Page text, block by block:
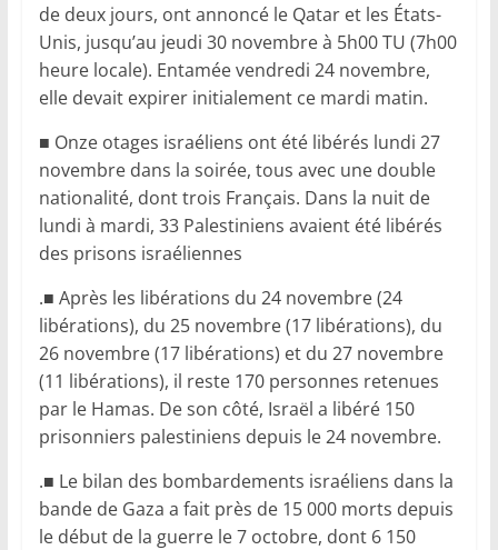
de deux jours, ont annoncé le Qatar et les États-
Unis, jusqu’au jeudi 30 novembre à 5h00 TU (7h00
heure locale). Entamée vendredi 24 novembre,
elle devait expirer initialement ce mardi matin.
■ Onze otages israéliens ont été libérés lundi 27
novembre dans la soirée, tous avec une double
nationalité, dont trois Français. Dans la nuit de
lundi à mardi, 33 Palestiniens avaient été libérés
des prisons israéliennes
.■ Après les libérations du 24 novembre (24
libérations), du 25 novembre (17 libérations), du
26 novembre (17 libérations) et du 27 novembre
(11 libérations), il reste 170 personnes retenues
par le Hamas. De son côté, Israël a libéré 150
prisonniers palestiniens depuis le 24 novembre.
.■ Le bilan des bombardements israéliens dans la
bande de Gaza a fait près de 15 000 morts depuis
le début de la guerre le 7 octobre, dont 6 150